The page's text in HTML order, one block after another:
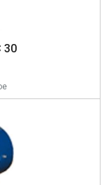
30